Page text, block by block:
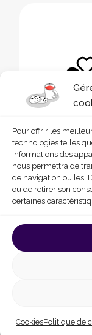
Pour offrir les
technologies telles
informations des
nous permettra de
de navigation ou les
ou de retirer son
certaines
CookiesPolitique de